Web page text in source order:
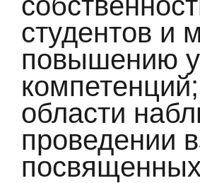
студентов и
повышению
области
проведении